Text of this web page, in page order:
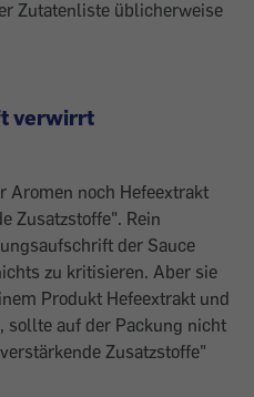
Zutatenliste üblicherweise
verwirrt
Aromen noch Hefeextrakt
Zusatzstoffe". Rein
der Sauce
zu kritisieren. Aber sie
Produkt Hefeextrakt und
sollte auf der Packung nicht
Zusatzstoffe"